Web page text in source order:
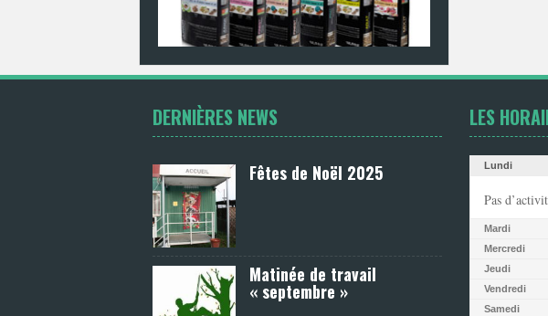
DERNIÈRES NEWS
Fêtes de Noël 2025
Matinée de travail
« septembre »
LES
Lundi
Pas
Mardi
Mercredi
Jeudi
Vendredi
Samedi